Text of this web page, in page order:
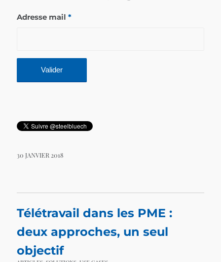
Adresse mail *
30 JANVIER 2018
Télétravail dans les PME :
deux approches, un seul
objectif